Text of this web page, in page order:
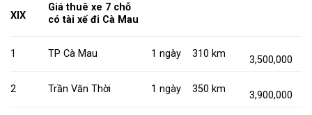
XIX
Giá thuê xe 7 chỗ
có tài xế đi Cà Mau
1 TP Cà Mau 1 ngày 310 km
3,500,000
2 Trần Văn Thời 1 ngày 350 km
3,900,000